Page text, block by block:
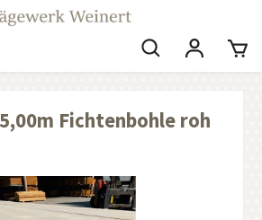
Fichtenbohle roh